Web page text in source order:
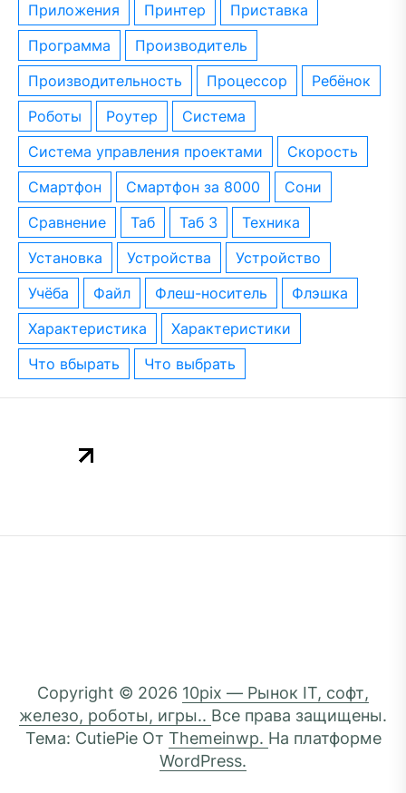
приложения
принтер
приставка
программа
производитель
производительность
процессор
ребёнок
роботы
роутер
система
система управления проектами
скорость
смартфон
смартфон за 8000
сони
сравнение
таб таб 3
техника
установка
устройства
устройство
учёба
файл флеш-носитель
флэшка
характеристика
характеристики
что вбырать
что выбрать
Copyright © 2026 10pix — Рынок IT, софт,
железо, роботы, игры.. Все права защищены.
Тема: CutiePie От Themeinwp. На платформе
WordPress.